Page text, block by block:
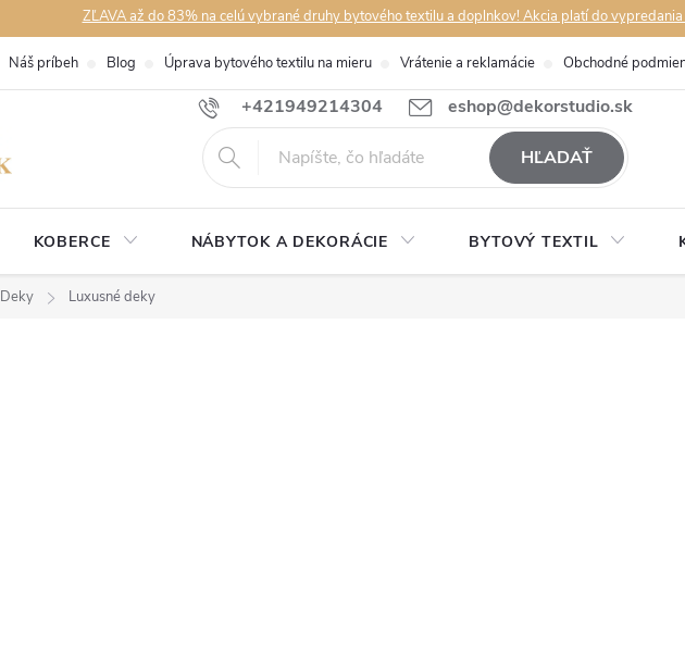
ZĽAVA až do 83% na celú vybrané druhy bytového textilu a doplnkov! Akcia platí do vypredania
+421949214304 eshop@dekorstudio.sk
Náš príbeh Blog Úprava bytového textilu na mieru Vrátenie a reklamácie Obchodné
HĽADAŤ
KOBERCE NÁBYTOK A DEKORÁCIE BYTOVÝ TEXTIL
Deky Luxusné deky